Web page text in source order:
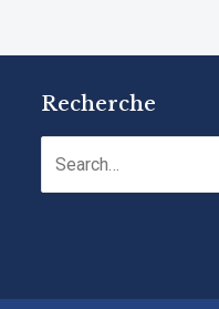
Recherche